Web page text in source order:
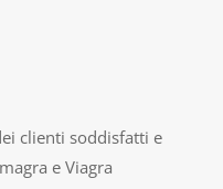
clienti soddisfatti e
e Viagra